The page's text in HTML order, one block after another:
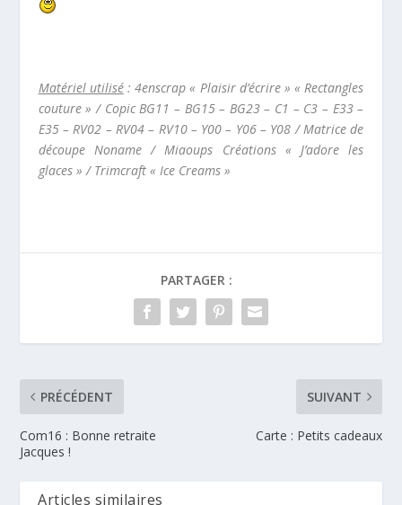
Matériel utilisé: 4enscrap « Plaisir d’écrire » « Rectangles
couture » / Copic BG11 – BG15 – BG23 – C1 – C3 – E33 –
E35 – RV02 – RV04 – RV10 – Y00 – Y06 – Y08 / Matrice de
découpe Noname / Miaoups Créations « J’adore les
glaces » / Trimcraft « Ice Creams »
PARTAGER :
PRÉCÉDENT
Com16 : Bonne retraite
Jacques !
SUIVANT
Carte : Petits cadeaux
Articles similaires